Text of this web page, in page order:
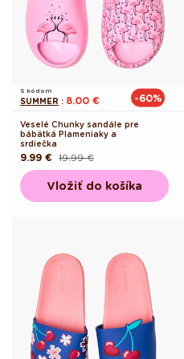
S kódom
SUMMER : 8.00 € -60%
Veselé Chunky sandále pre
bábätká Plameniaky a
srdiečka
Pôvodná
cena
19.99 €
Akciová
cena
9.99 €
Vložiť do košíka